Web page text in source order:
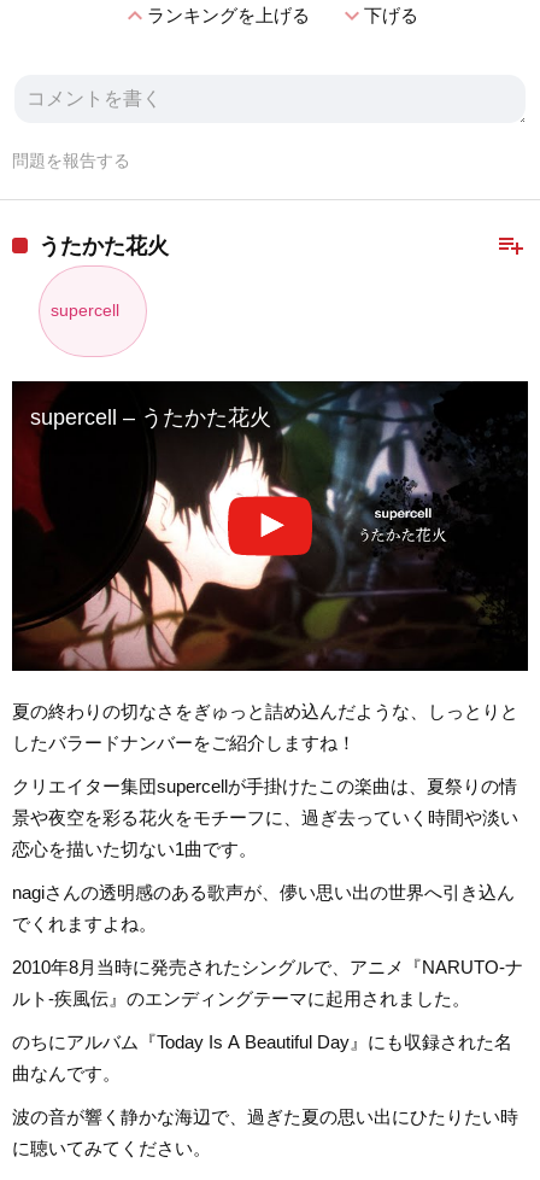
expand_lessランキングを上げる expand_more下げる
問題を報告する
playlist_add
うたかた花火
supercell
supercell – うたかた花火
夏の終わりの切なさをぎゅっと詰め込んだような、しっとりと
したバラードナンバーをご紹介しますね！
クリエイター集団supercellが手掛けたこの楽曲は、夏祭りの情
景や夜空を彩る花火をモチーフに、過ぎ去っていく時間や淡い
恋心を描いた切ない1曲です。
nagiさんの透明感のある歌声が、儚い思い出の世界へ引き込ん
でくれますよね。
2010年8月当時に発売されたシングルで、アニメ『NARUTO-ナ
ルト-疾風伝』のエンディングテーマに起用されました。
のちにアルバム『Today Is A Beautiful Day』にも収録された名
曲なんです。
波の音が響く静かな海辺で、過ぎた夏の思い出にひたりたい時
に聴いてみてください。